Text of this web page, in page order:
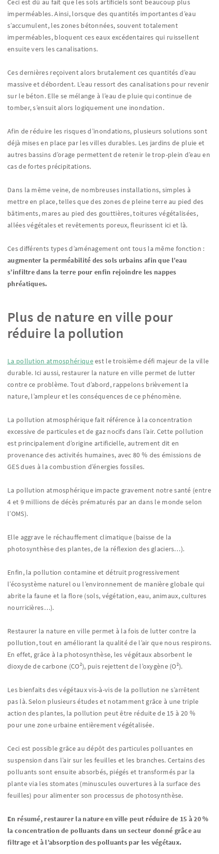
Ceci est dû au fait que les sols artificiels sont beaucoup plus
imperméables. Ainsi, lorsque des quantités importantes d’eau
s’accumulent, les zones bétonnées, souvent totalement
imperméables, bloquent ces eaux excédentaires qui ruissellent
ensuite vers les canalisations.
Ces dernières reçoivent alors brutalement ces quantités d’eau
massive et débordent. L’eau ressort des canalisations pour revenir
sur le béton. Elle se mélange à l’eau de pluie qui continue de
tomber, s’ensuit alors logiquement une inondation.
Afin de réduire les risques d’inondations, plusieurs solutions sont
déjà mises en place par les villes durables. Les jardins de pluie et
autres bassins d’orage permettent de retenir le trop-plein d’eau en
cas de fortes précipitations.
Dans la même veine, de nombreuses installations, simples à
mettre en place, telles que des zones de pleine terre au pied des
bâtiments, mares au pied des gouttières, toitures végétalisées,
allées végétales et revêtements poreux, fleurissent ici et là.
Ces différents types d’aménagement ont tous la même fonction :
augmenter la perméabilité des sols urbains afin que l’eau
s’infiltre dans la terre pour enfin rejoindre les nappes
phréatiques.
Plus de nature en ville pour
réduire la pollution
La pollution atmosphériqueest le troisième défi majeur de la ville
durable. Ici aussi, restaurer la nature en ville permet de lutter
contre ce problème. Tout d’abord, rappelons brièvement la
nature, l’ampleur et les conséquences de ce phénomène.
La pollution atmosphérique fait référence à la concentration
excessive de particules et de gaz nocifs dans l’air. Cette pollution
est principalement d’origine artificielle, autrement dit en
provenance des activités humaines, avec 80 % des émissions de
GES dues à la combustion d’énergies fossiles.
La pollution atmosphérique impacte gravement notre santé (entre
4 et 9 millions de décès prématurés par an dans le monde selon
l’OMS).
Elle aggrave le réchauffement climatique (baisse de la
photosynthèse des plantes, de la réflexion des glaciers…).
Enfin, la pollution contamine et détruit progressivement
l’écosystème naturel ou l’environnement de manière globale qui
abrite la faune et la flore (sols, végétation, eau, animaux, cultures
nourricières…).
Restaurer la nature en ville permet à la fois de lutter contre la
pollution, tout en améliorant la qualité de l’air que nous respirons.
En effet, grâce à la photosynthèse, les végétaux absorbent le
dioxyde de carbone (CO²), puis rejettent de l’oxygène (O²).
Les bienfaits des végétaux vis-à-vis de la pollution ne s’arrêtent
pas là. Selon plusieurs études et notamment grâce à une triple
action des plantes, la pollution peut être réduite de 15 à 20 %
pour une zone urbaine entièrement végétalisée.
Ceci est possible grâce au dépôt des particules polluantes en
suspension dans l’air sur les feuilles et les branches. Certains des
polluants sont ensuite absorbés, piégés et transformés par la
plante via les stomates (minuscules ouvertures à la surface des
feuilles) pour alimenter son processus de photosynthèse.
En résumé, restaurer la nature en ville peut réduire de 15 à 20 %
la concentration de polluants dans un secteur donné grâce au
filtrage et à l’absorption des polluants par les végétaux.